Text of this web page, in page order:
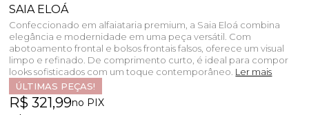
SAIA ELOÁ
Confeccionado em alfaiataria premium, a Saia Eloá combina
elegância e modernidade em uma peça versátil. Com
abotoamento frontal e bolsos frontais falsos, oferece um visual
limpo e refinado. De comprimento curto, é ideal para compor
looks sofisticados com um toque contemporâneo. Ler mais
ÚLTIMAS PEÇAS!
R$ 321,99no PIX